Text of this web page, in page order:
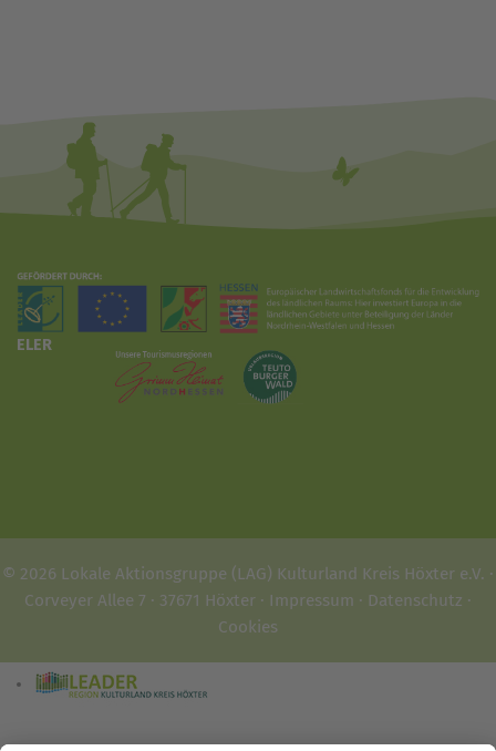
ELER
© 2026 Lokale Aktionsgruppe (LAG) Kulturland Kreis Höxter e.V. ·
Corveyer Allee 7 · 37671 Höxter · Impressum · Datenschutz ·
Cookies